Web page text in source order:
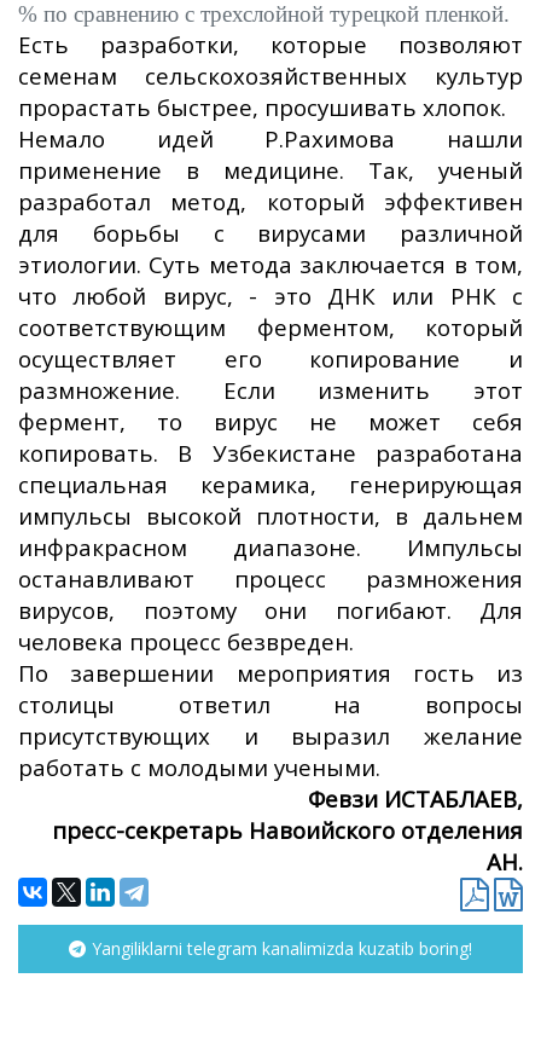
% по сравнению с трехслойной турецкой пленкой.
Есть разработки, которые позволяют
семенам сельскохозяйственных культур
прорастать быстрее, просушивать хлопок.
Немало идей Р.Рахимова нашли
применение в медицине. Так, ученый
разработал метод, который эффективен
для борьбы с вирусами различной
этиологии. Суть метода заключается в том,
что любой вирус, - это ДНК или РНК с
соответствующим ферментом, который
осуществляет его копирование и
размножение. Если изменить этот
фермент, то вирус не может себя
копировать. В Узбекистане разработана
специальная керамика, генерирующая
импульсы высокой плотности, в дальнем
инфракрасном диапазоне. Импульсы
останавливают процесс размножения
вирусов, поэтому они погибают. Для
человека процесс безвреден.
По завершении мероприятия гость из
столицы ответил на вопросы
присутствующих и выразил желание
работать с молодыми учеными.
Февзи ИСТАБЛАЕВ,
пресс-секретарь Навоийского отделения
АН.
Yangiliklarni telegram kanalimizda kuzatib boring!